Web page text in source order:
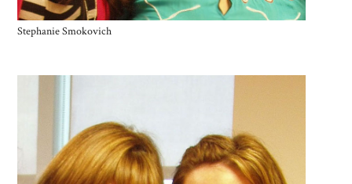
Stephanie Smokovich